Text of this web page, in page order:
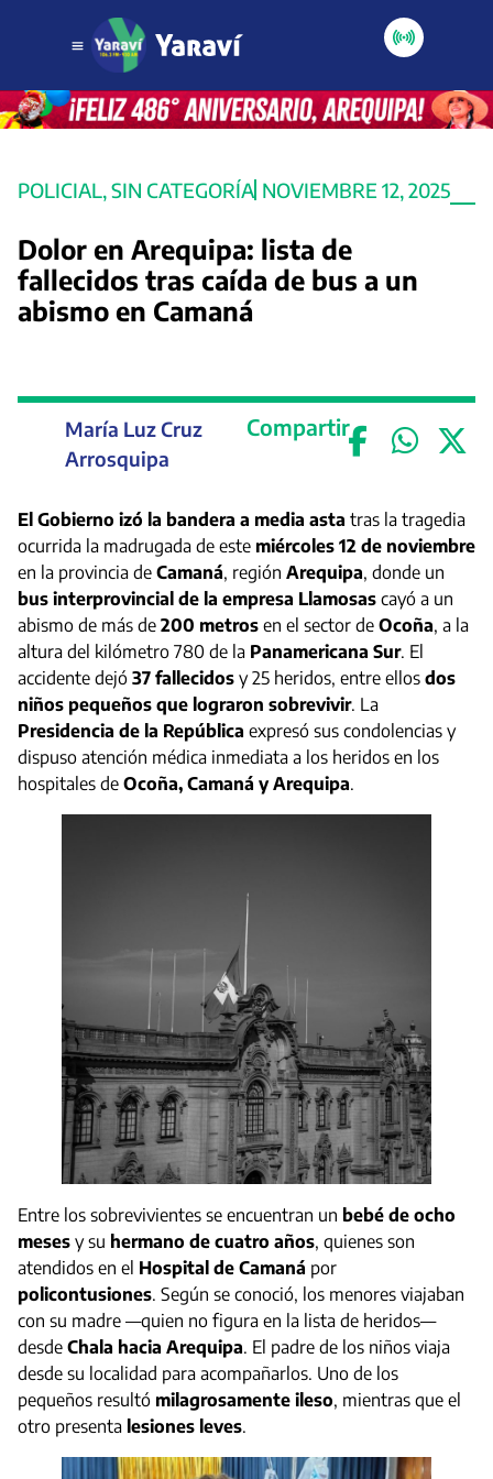
POLICIAL,SIN CATEGORÍA NOVIEMBRE 12, 2025
Dolor en Arequipa: lista de
fallecidos tras caída de bus a un
abismo en Camaná
María Luz Cruz
Arrosquipa
Compartir
El Gobierno izó la bandera a media asta tras la tragedia
ocurrida la madrugada de este miércoles 12 de noviembre
en la provincia de Camaná, región Arequipa, donde un
bus interprovincial de la empresa Llamosas cayó a un
abismo de más de 200 metros en el sector de Ocoña, a la
altura del kilómetro 780 de la Panamericana Sur. El
accidente dejó 37 fallecidos y 25 heridos, entre ellos dos
niños pequeños que lograron sobrevivir. La
Presidencia de la República expresó sus condolencias y
dispuso atención médica inmediata a los heridos en los
hospitales de Ocoña, Camaná y Arequipa.
Entre los sobrevivientes se encuentran un bebé de ocho
meses y su hermano de cuatro años, quienes son
atendidos en el Hospital de Camaná por
policontusiones. Según se conoció, los menores viajaban
con su madre —quien no figura en la lista de heridos—
desde Chala hacia Arequipa. El padre de los niños viaja
desde su localidad para acompañarlos. Uno de los
pequeños resultó milagrosamente ileso, mientras que el
otro presenta lesiones leves.